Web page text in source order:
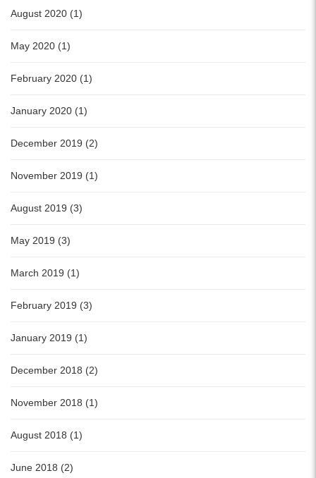
August 2020 (1)
May 2020 (1)
February 2020 (1)
January 2020 (1)
December 2019 (2)
November 2019 (1)
August 2019 (3)
May 2019 (3)
March 2019 (1)
February 2019 (3)
January 2019 (1)
December 2018 (2)
November 2018 (1)
August 2018 (1)
June 2018 (2)